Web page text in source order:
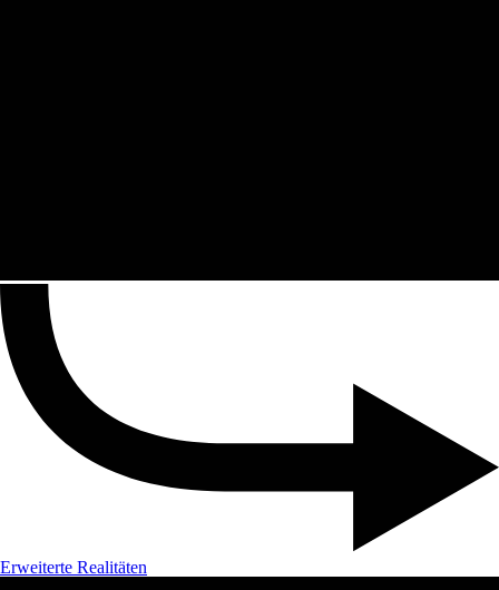
Erweiterte Realitäten